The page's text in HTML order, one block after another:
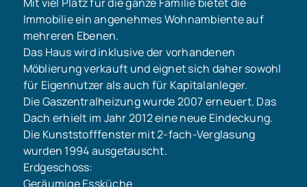
Immobilie ein angenehmes Wohnambiente auf
mehreren Ebenen.
Das Haus wird inklusive der vorhandenen
Möblierung verkauft und eignet sich daher sowohl
für Eigennutzer als auch für Kapitalanleger.
Die Gaszentralheizung wurde 2007 erneuert. Das
Dach erhielt im Jahr 2012 eine neue Eindeckung.
Die Kunststofffenster mit 2-fach-Verglasung
wurden 1994 ausgetauscht.
Erdgeschoss:
Geräumige Essküche